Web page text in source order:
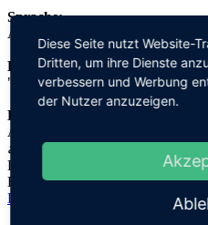
Sprache:
Arabisch
Bedeutung:
"vollkommen"
Herleitung:
Arabisch,
عبلة "eabla"
Der Namensursprung ist unklar,
Hypothese!
Datenschutz
Diese Seite nutzt Website-
Dritten, um ihre Dienste
verbessern und Werbung
der Nutzer anzuzeigen.